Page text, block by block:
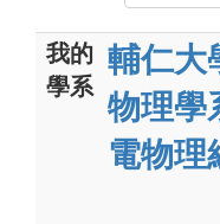
我的
學系
輔仁大
物理學
電物理